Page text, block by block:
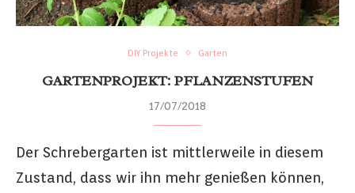
DIY Projekte Garten
GARTENPROJEKT: PFLANZENSTUFEN
17/07/2018
Der Schrebergarten ist mittlerweile in diesem
Zustand, dass wir ihn mehr genießen können,